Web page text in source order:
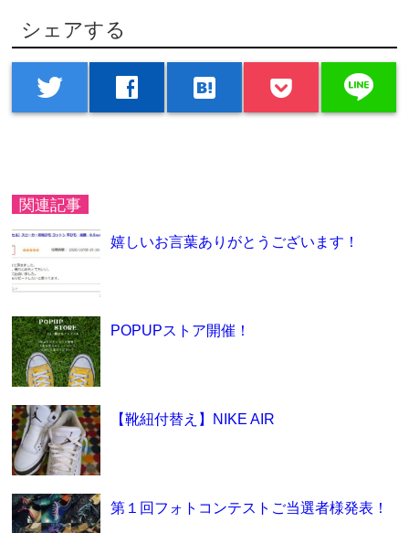
シェアする
twitter facebook hatenabookmark line
関連記事
嬉しいお言葉ありがとうございます！
POPUPストア開催！
【靴紐付替え】NIKE AIR
第１回フォトコンテストご当選者様発表！